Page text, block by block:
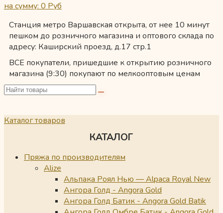
на сумму: 0 Руб
Станция метро Варшавская открыта, от нее 10 минут
пешком до розничного магазина и оптового склада по
адресу: Каширский проезд, д.17 стр.1
ВСЕ покупатели, пришедшие к открытию розничного
магазина (9:30) покупают по мелкооптовым ценам
Каталог товаров
КАТАЛОГ
Пряжа по производителям
Alize
Альпака Роял Нью — Alpaca Royal New
Ангора Голд - Angora Gold
Ангора Голд Батик - Angora Gold Batik